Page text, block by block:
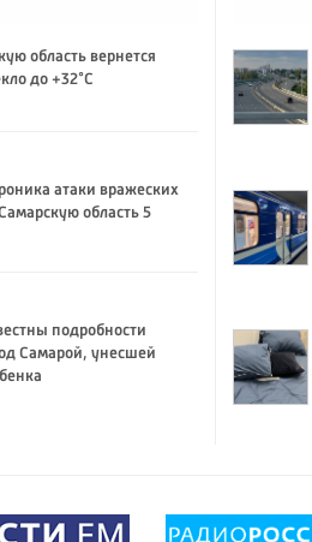
область вернется
до +32°C
атаки вражеских
область 5
подробности
Самарой, унесшей